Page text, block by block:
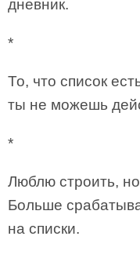
дневник.
*
То, что список
ты не можешь
*
Люблю строить,
Больше
на списки.